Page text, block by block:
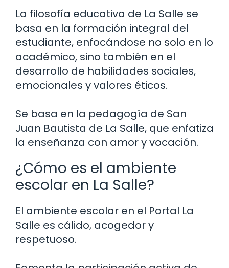
La filosofía educativa de La Salle se
basa en la formación integral del
estudiante, enfocándose no solo en lo
académico, sino también en el
desarrollo de habilidades sociales,
emocionales y valores éticos.
Se basa en la pedagogía de San
Juan Bautista de La Salle, que enfatiza
la enseñanza con amor y vocación.
¿Cómo es el ambiente
escolar en La Salle?
El ambiente escolar en el Portal La
Salle es cálido, acogedor y
respetuoso.